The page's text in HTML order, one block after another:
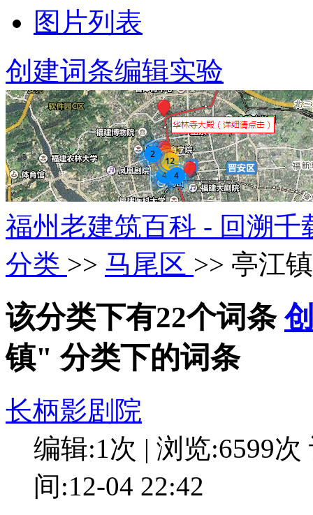
图片列表
创建词条编辑实验
福州老建筑百科 - 回溯
分类 >> 马尾区 >> 亭江镇
该分类下有22个词条
镇" 分类下的词条
长柄影剧院
编辑:1次 | 浏览:6599次
间:12-04 22:42